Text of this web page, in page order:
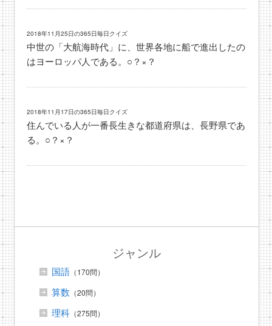
2018年11月25日の365日毎日クイズ
中世の「大航海時代」に、世界各地に船で進出したの
はヨーロッパ人である。○？×？
2018年11月17日の365日毎日クイズ
住んでいる人が一番長生きな都道府県は、長野県であ
る。○？×？
ジャンル
国語（170問）
算数 （20問）
理科（275問）